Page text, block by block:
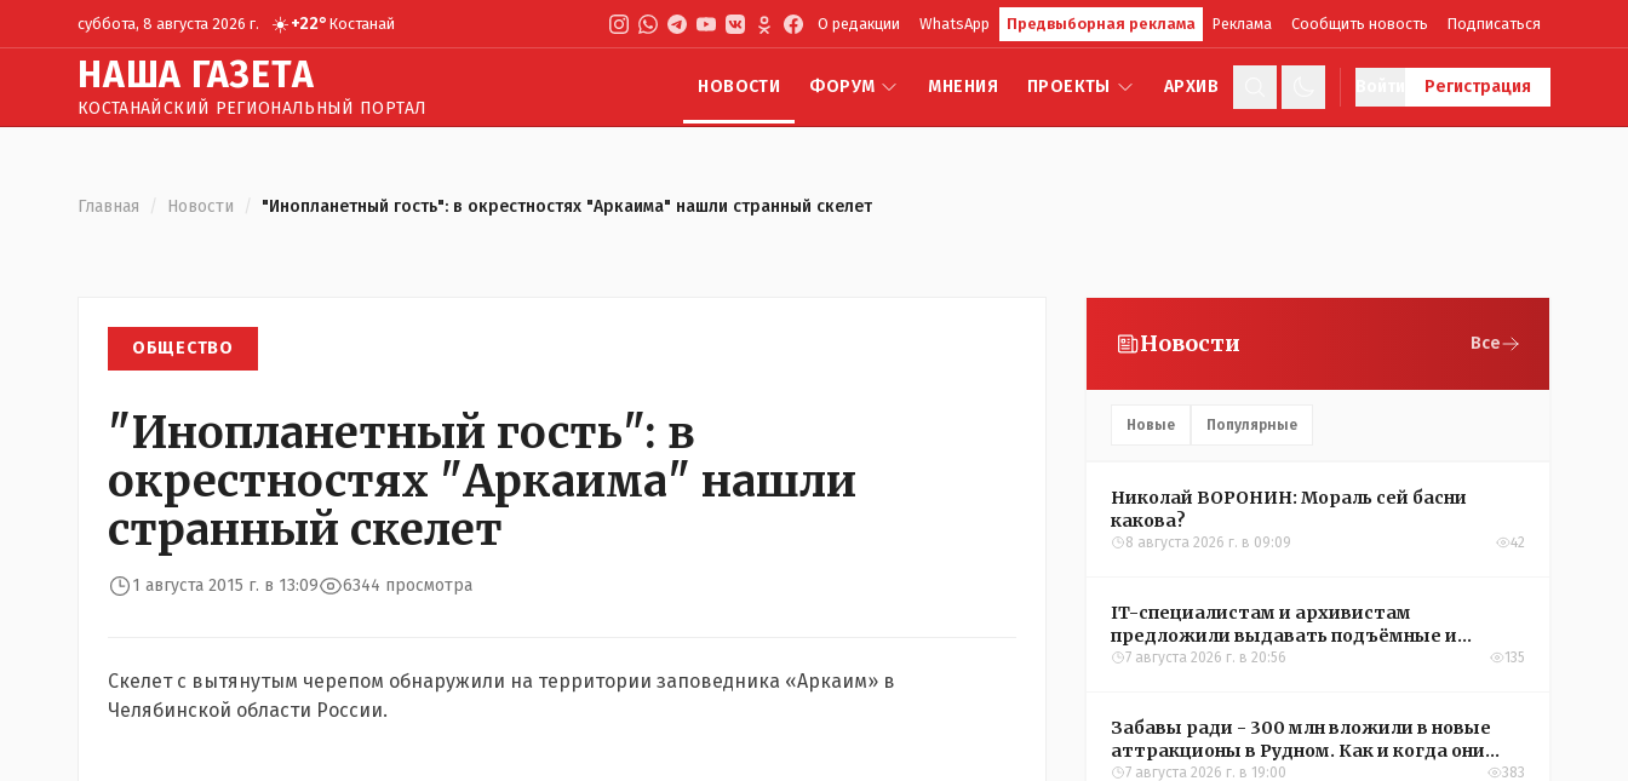
суббота, 8 августа 2026 г. ☀️+22° Костанай О редакции WhatsApp Предвыборная реклама Реклама Сообщить новость Подписаться
НАША ГАЗЕТА
КОСТАНАЙСКИЙ РЕГИОНАЛЬНЫЙ ПОРТАЛ
НОВОСТИ ФОРУМ МНЕНИЯ ПРОЕКТЫ АРХИВ Регистрация
Главная / Новости / "Инопланетный гость": в окрестностях "Аркаима" нашли странный скелет
ОБЩЕСТВО
"Инопланетный гость": в
окрестностях "Аркаима" нашли
странный скелет
1 августа 2015 г. в 13:09 6344 просмотра
Скелет с вытянутым черепом обнаружили на территории заповедника «Аркаим» в
Челябинской области России.
Новости Все
Новые Популярные
Николай ВОРОНИН: Мораль сей басни
какова?
8 августа 2026 г. в 09:09 42
IT-специалистам и архивистам
предложили выдавать подъёмные и
кредиты на жильё в сёлах Казахстана
7 августа 2026 г. в 20:56 135
Забавы ради - 300 млн вложили в новые
аттракционы в Рудном. Как и когда они
окупятся?
7 августа 2026 г. в 19:00 383